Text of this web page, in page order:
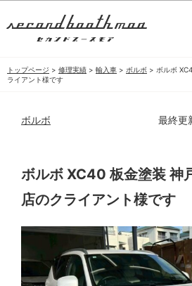
トップページ > 修理実績 > 輸入車 > ボルボ > ボルボ
ライアント様です
ボルボ 最終更
ボルボ XC40 板金塗装 神
店のクライアント様です